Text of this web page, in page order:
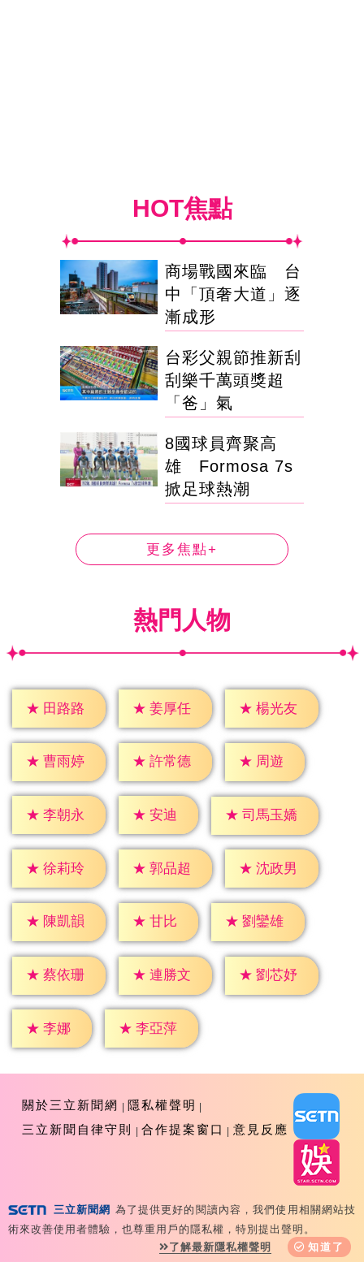
HOT焦點
商場戰國來臨 台
中「頂奢大道」逐
漸成形
台彩父親節推新刮
刮樂千萬頭獎超
「爸」氣
8國球員齊聚高
雄 Formosa 7s
掀足球熱潮
更多焦點+
熱門人物
★ 田路路 ★ 姜厚任 ★ 楊光友
★ 曹雨婷 ★ 許常德 ★ 周遊
★ 李朝永 ★ 安迪 ★ 司馬玉嬌
★ 徐莉玲 ★ 郭品超 ★ 沈政男
★ 陳凱韻 ★ 甘比 ★ 劉鑾雄
★ 蔡依珊 ★ 連勝文 ★ 劉芯妤
★ 李娜 ★ 李亞萍
關於三立新聞網
隱私權聲明
三立新聞自律守則
合作提案窗口 意見反應
Copyright ©2026 Sanlih E-Television All Rights
Reserved 版權所有 盜用必究 台北市內湖區舊宗路一段159
號 02-8792-8888
三立新聞網 為了提供更好的閱讀內容，我們使用相關網站技
術來改善使用者體驗，也尊重用戶的隱私權，特別提出聲明。
了解最新隱私權聲明
知道了